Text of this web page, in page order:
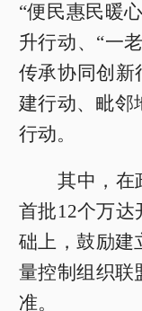
“便民惠民暖
升行动、“一
传承协同创新
建行动、毗邻
行动。
其中，在政
首批12个万达
础上，鼓励建
量控制组织联
准。